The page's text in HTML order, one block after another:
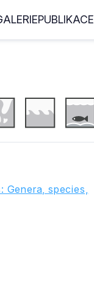
PUBLIKACE
Genera, species,